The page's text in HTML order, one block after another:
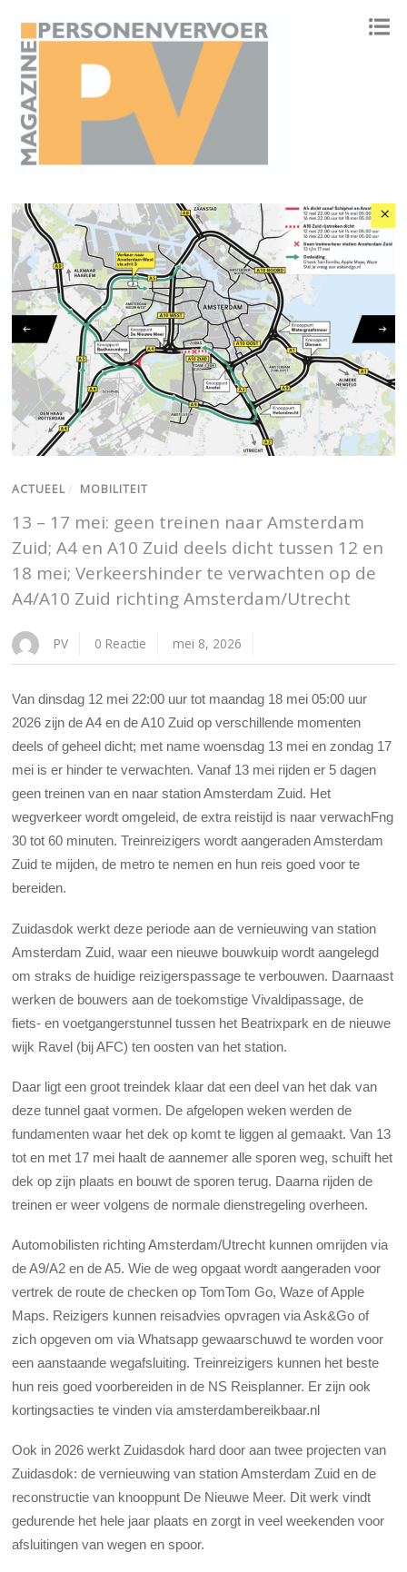
ACTUEEL / MOBILITEIT
13 – 17 mei: geen treinen naar Amsterdam
Zuid; A4 en A10 Zuid deels dicht tussen 12 en
18 mei; Verkeershinder te verwachten op de
A4/A10 Zuid richting Amsterdam/Utrecht
PV 0 Reactie mei 8, 2026
Van dinsdag 12 mei 22:00 uur tot maandag 18 mei 05:00 uur
2026 zijn de A4 en de A10 Zuid op verschillende momenten
deels of geheel dicht; met name woensdag 13 mei en zondag 17
mei is er hinder te verwachten. Vanaf 13 mei rijden er 5 dagen
geen treinen van en naar station Amsterdam Zuid. Het
wegverkeer wordt omgeleid, de extra reistijd is naar verwachFng
30 tot 60 minuten. Treinreizigers wordt aangeraden Amsterdam
Zuid te mijden, de metro te nemen en hun reis goed voor te
bereiden.
Zuidasdok werkt deze periode aan de vernieuwing van station
Amsterdam Zuid, waar een nieuwe bouwkuip wordt aangelegd
om straks de huidige reizigerspassage te verbouwen. Daarnaast
werken de bouwers aan de toekomstige Vivaldipassage, de
fiets- en voetgangerstunnel tussen het Beatrixpark en de nieuwe
wijk Ravel (bij AFC) ten oosten van het station.
Daar ligt een groot treindek klaar dat een deel van het dak van
deze tunnel gaat vormen. De afgelopen weken werden de
fundamenten waar het dek op komt te liggen al gemaakt. Van 13
tot en met 17 mei haalt de aannemer alle sporen weg, schuift het
dek op zijn plaats en bouwt de sporen terug. Daarna rijden de
treinen er weer volgens de normale dienstregeling overheen.
Automobilisten richting Amsterdam/Utrecht kunnen omrijden via
de A9/A2 en de A5. Wie de weg opgaat wordt aangeraden voor
vertrek de route de checken op TomTom Go, Waze of Apple
Maps. Reizigers kunnen reisadvies opvragen via Ask&Go of
zich opgeven om via Whatsapp gewaarschuwd te worden voor
een aanstaande wegafsluiting. Treinreizigers kunnen het beste
hun reis goed voorbereiden in de NS Reisplanner. Er zijn ook
kortingsacties te vinden via amsterdambereikbaar.nl
Ook in 2026 werkt Zuidasdok hard door aan twee projecten van
Zuidasdok: de vernieuwing van station Amsterdam Zuid en de
reconstructie van knooppunt De Nieuwe Meer. Dit werk vindt
gedurende het hele jaar plaats en zorgt in veel weekenden voor
afsluitingen van wegen en spoor.